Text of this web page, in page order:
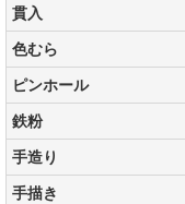
貫入
色むら
ピンホール
鉄粉
手造り
手描き